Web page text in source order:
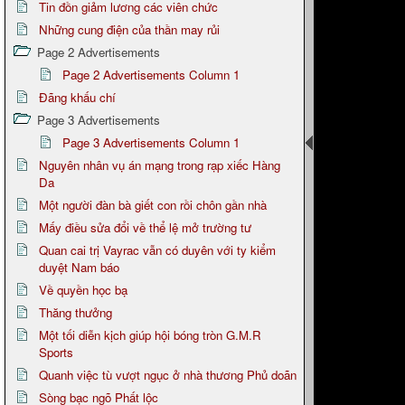
Tin đồn giảm lương các viên chức
Những cung điện của thần may rủi
Page 2 Advertisements
Page 2 Advertisements Column 1
Đãng khấu chí
Page 3 Advertisements
Page 3 Advertisements Column 1
Nguyên nhân vụ án mạng trong rạp xiếc Hàng
Da
Một người đàn bà giết con rồi chôn gần nhà
Mấy điều sửa đổi về thể lệ mở trường tư
Quan cai trị Vayrac vẫn có duyên với ty kiểm
duyệt Nam báo
Về quyền học bạ
Thăng thưởng
Một tối diễn kịch giúp hội bóng tròn G.M.R
Sports
Quanh việc tù vượt ngục ở nhà thương Phủ doãn
Sòng bạc ngõ Phất lộc